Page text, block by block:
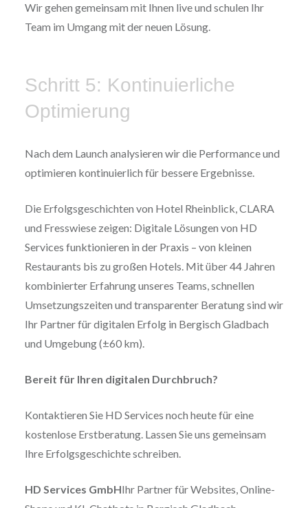
Wir gehen gemeinsam mit Ihnen live und schulen Ihr
Team im Umgang mit der neuen Lösung.
Schritt 5: Kontinuierliche
Optimierung
Nach dem Launch analysieren wir die Performance und
optimieren kontinuierlich für bessere Ergebnisse.
Die Erfolgsgeschichten von Hotel Rheinblick, CLARA
und Fresswiese zeigen: Digitale Lösungen von HD
Services funktionieren in der Praxis – von kleinen
Restaurants bis zu großen Hotels. Mit über 44 Jahren
kombinierter Erfahrung unseres Teams, schnellen
Umsetzungszeiten und transparenter Beratung sind wir
Ihr Partner für digitalen Erfolg in Bergisch Gladbach
und Umgebung (±60 km).
Bereit für Ihren digitalen Durchbruch?
Kontaktieren Sie HD Services noch heute für eine
kostenlose Erstberatung. Lassen Sie uns gemeinsam
Ihre Erfolgsgeschichte schreiben.
HD Services GmbHIhr Partner für Websites, Online-